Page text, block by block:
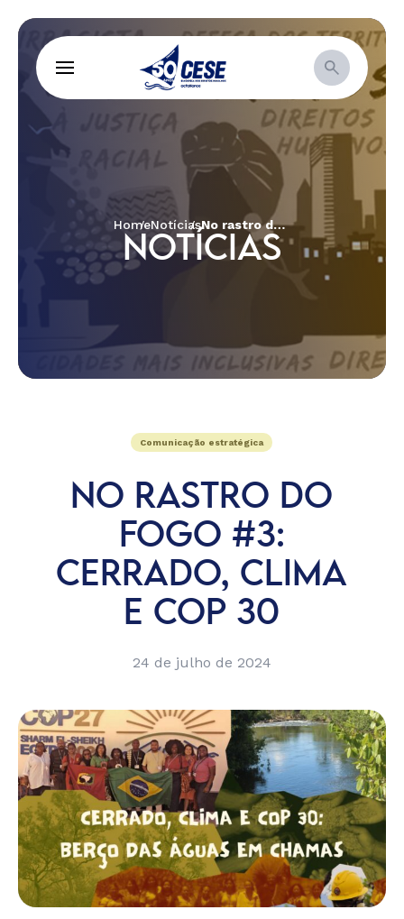
HomeNotícias No rastro do fogo #3: Cerrado, clima e COP 30
NOTÍCIAS
Comunicação estratégica
NO RASTRO DO
FOGO #3:
CERRADO, CLIMA
E COP 30
24 de julho de 2024